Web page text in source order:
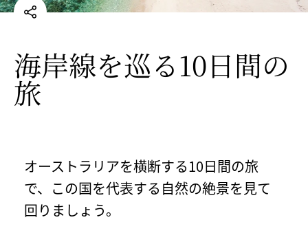
海岸線を​巡る​10日間の
旅
オーストラリアを横断する10日間の旅
で、この国を代表する自然の絶景を見て
回りましょう。